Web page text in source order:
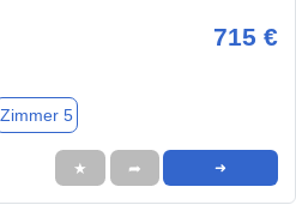
715 €
Zimmer 5
★ ➦ ➜